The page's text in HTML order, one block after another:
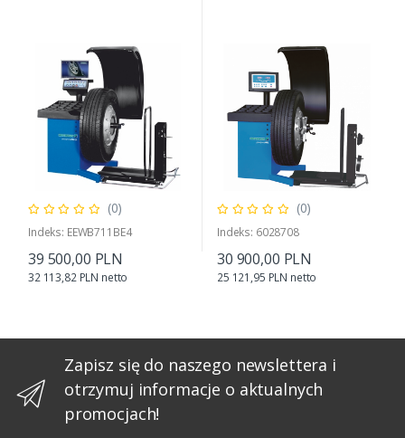
(0)
Indeks: EEWB711BE4
39 500,00 PLN
32 113,82 PLN netto
(0)
Indeks: 6028708
30 900,00 PLN
25 121,95 PLN netto
Zapisz się do naszego newslettera i
otrzymuj informacje o aktualnych
promocjach!